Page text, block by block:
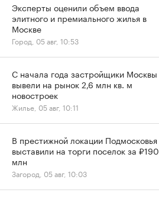
Эксперты оценили объем ввода
элитного и премиального жилья в
Москве
Город, 05 авг, 10:53
С начала года застройщики Москвы
вывели на рынок 2,6 млн кв. м
новостроек
Жилье, 05 авг, 10:11
В престижной локации Подмосковья
выставили на торги поселок за ₽190
млн
Загород, 05 авг, 10:03